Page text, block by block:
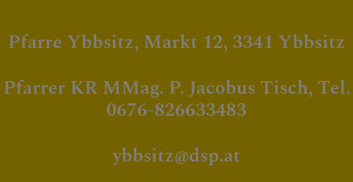
Pfarre Ybbsitz, Markt 12, 3341 Ybbsitz
Pfarrer KR MMag. P. Jacobus Tisch, Tel.
0676-826633483
ybbsitz@dsp.at